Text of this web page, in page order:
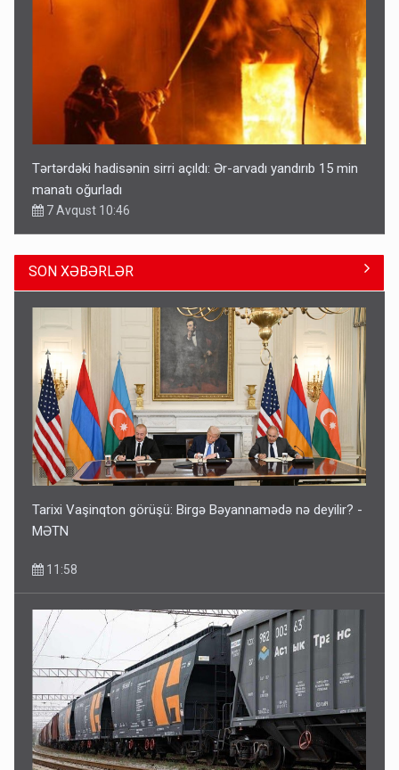
Tərtərdəki hadisənin sirri açıldı: Ər-arvadı yandırıb 15 min
manatı oğurladı
7 Avqust 10:46
Azad edilən ərazilərdə ən çox bu rayonlara turist gedir –
Siyahı
Gedişi var, dönüşü yox: Bakı-Tbilisi-Bakı qatarına bilet
satışından böyük narazılıq
SON XƏBƏRLƏR
Tarixi Vaşinqton görüşü: Birgə Bəyannamədə nə deyilir? -
MƏTN
11:58